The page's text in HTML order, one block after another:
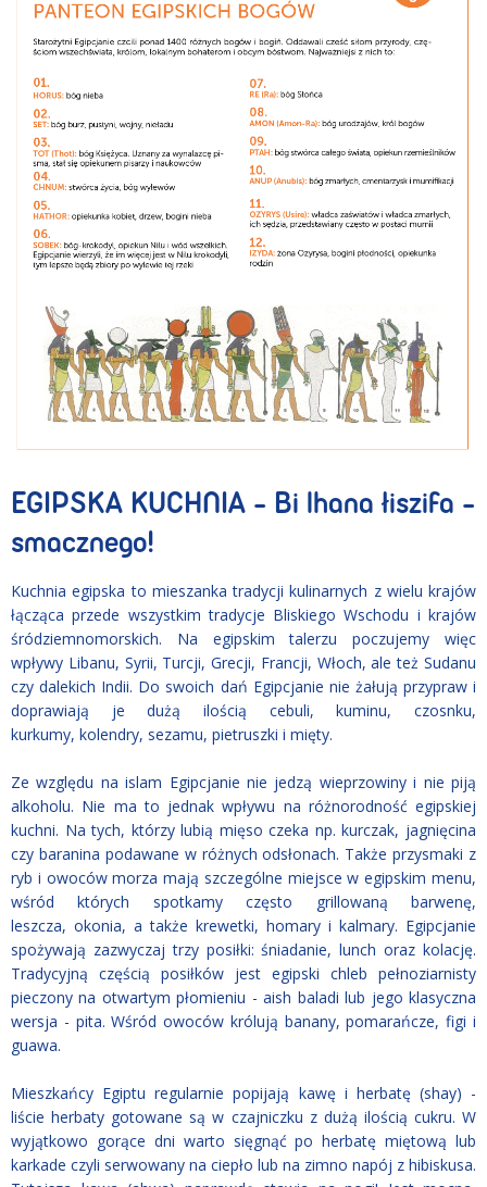
EGIPSKA KUCHNIA - Bi lhana łiszifa -
smacznego!
Kuchnia egipska to mieszanka tradycji kulinarnych z wielu krajów
łącząca przede wszystkim tradycje Bliskiego Wschodu i krajów
śródziemnomorskich. Na egipskim talerzu poczujemy więc
wpływy Libanu, Syrii, Turcji, Grecji, Francji, Włoch, ale też Sudanu
czy dalekich Indii. Do swoich dań Egipcjanie nie żałują przypraw i
doprawiają je dużą ilością cebuli, kuminu, czosnku,
kurkumy, kolendry, sezamu, pietruszki i mięty.
Ze względu na islam Egipcjanie nie jedzą wieprzowiny i nie piją
alkoholu. Nie ma to jednak wpływu na różnorodność egipskiej
kuchni. Na tych, którzy lubią mięso czeka np. kurczak, jagnięcina
czy baranina podawane w różnych odsłonach. Także przysmaki z
ryb i owoców morza mają szczególne miejsce w egipskim menu,
wśród których spotkamy często grillowaną barwenę,
leszcza, okonia, a także krewetki, homary i kalmary. Egipcjanie
spożywają zazwyczaj trzy posiłki: śniadanie, lunch oraz kolację.
Tradycyjną częścią posiłków jest egipski chleb pełnoziarnisty
pieczony na otwartym płomieniu - aish baladi lub jego klasyczna
wersja - pita. Wśród owoców królują banany, pomarańcze, figi i
guawa.
Mieszkańcy Egiptu regularnie popijają kawę i herbatę (shay) -
liście herbaty gotowane są w czajniczku z dużą ilością cukru. W
wyjątkowo gorące dni warto sięgnąć po herbatę miętową lub
karkade czyli serwowany na ciepło lub na zimno napój z hibiskusa.